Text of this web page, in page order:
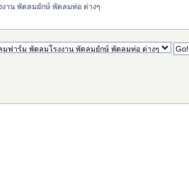
าน พัดลมยํกษ์ พัดลมท่อ ต่างๆ